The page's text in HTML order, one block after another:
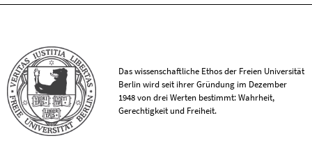
Das wissenschaftliche Ethos der Freien Universität
Berlin wird seit ihrer Gründung im Dezember
1948 von drei Werten bestimmt: Wahrheit,
Gerechtigkeit und Freiheit.